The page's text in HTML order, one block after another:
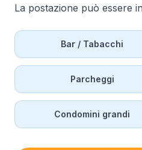
La postazione può essere
Bar / Tabacchi
Parcheggi
Condomini grandi